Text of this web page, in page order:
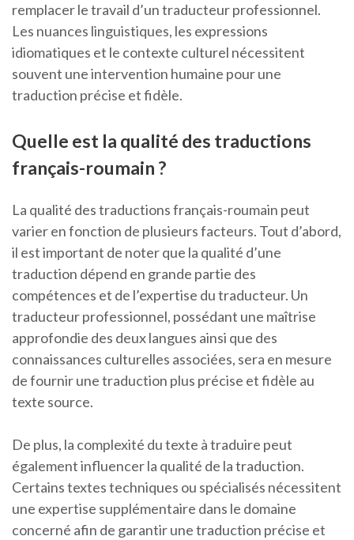
remplacer le travail d’un traducteur professionnel.
Les nuances linguistiques, les expressions
idiomatiques et le contexte culturel nécessitent
souvent une intervention humaine pour une
traduction précise et fidèle.
Quelle est la qualité des traductions
français-roumain ?
La qualité des traductions français-roumain peut
varier en fonction de plusieurs facteurs. Tout d’abord,
il est important de noter que la qualité d’une
traduction dépend en grande partie des
compétences et de l’expertise du traducteur. Un
traducteur professionnel, possédant une maîtrise
approfondie des deux langues ainsi que des
connaissances culturelles associées, sera en mesure
de fournir une traduction plus précise et fidèle au
texte source.
De plus, la complexité du texte à traduire peut
également influencer la qualité de la traduction.
Certains textes techniques ou spécialisés nécessitent
une expertise supplémentaire dans le domaine
concerné afin de garantir une traduction précise et